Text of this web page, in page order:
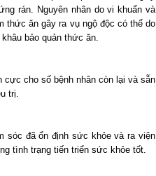
rán. Nguyên nhân do vi khuẩn và
thức ăn gây ra vụ ngộ độc có thể do
bảo quản thức ăn.
cho số bệnh nhân còn lại và sẵn
trị.
sóc đã ổn định sức khỏe và ra viện
tình trạng tiến triển sức khỏe tốt.